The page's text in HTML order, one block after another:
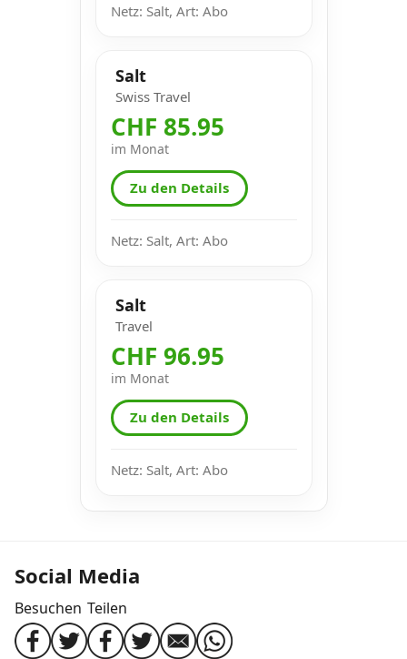
Netz: Salt, Art: Abo
Salt
Swiss Travel
CHF 85.95
im Monat
Zu den Details
Netz: Salt, Art: Abo
Salt
Travel
CHF 96.95
im Monat
Zu den Details
Netz: Salt, Art: Abo
Social Media
Besuchen Teilen